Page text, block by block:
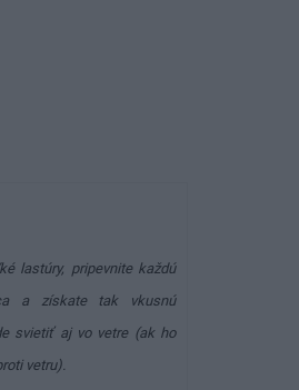
lastúry, pripevnite každú
a získate tak vkusnú
svietiť aj vo vetre (ak ho
vetru).